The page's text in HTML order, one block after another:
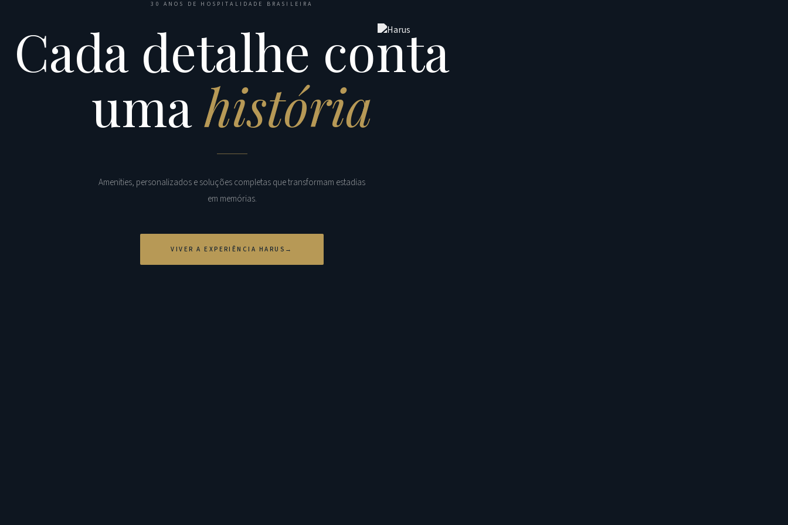
30 ANOS DE HOSPITALIDADE BRASILEIRA
Cada detalhe conta
umahistória
Amenities, personalizados e soluções completas que transformam estadias
em memórias.
VIVER A EXPERIÊNCIA HARUS